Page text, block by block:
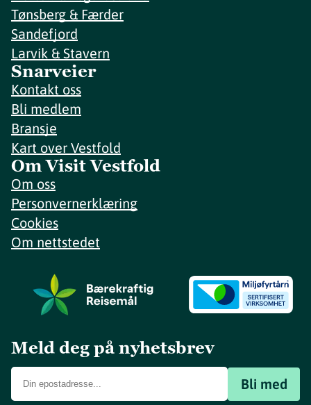
Tønsberg & Færder
Sandefjord
Larvik & Stavern
Snarveier
Kontakt oss
Bli medlem
Bransje
Kart over Vestfold
Om Visit Vestfold
Om oss
Personvernerklæring
Cookies
Om nettstedet
Meld deg på nyhetsbrev
Bli med